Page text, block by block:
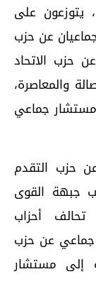
البلاغ بـ12 منتخبا، يتوزعون على
عن حزب
حزب الاتحاد
والمعاصرة،
جماعي
حزب التقدم
جبهة القوى
أحزاب
جماعي عن حزب
إلى مستشار